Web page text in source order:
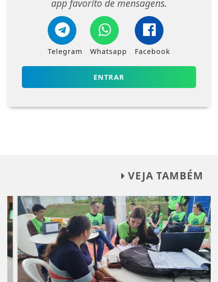
app favorito de mensagens.
Telegram Whatsapp Facebook
ENTRAR
VEJA TAMBÉM